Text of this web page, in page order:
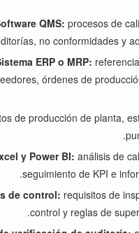
QMS: procesos de
no conformidades y
ERP o MRP:
órdenes de
de producción de planta,
y Power BI: análisis de
seguimiento de KPI e
de control: requisitos de
control y reglas de